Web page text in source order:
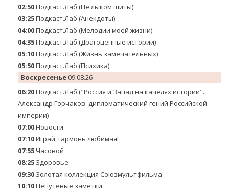
02:50Подкаст.Лаб (Не лыком шиты)
03:25Подкаст.Лаб (Анекдоты)
04:00Подкаст.Лаб (Мелодии моей жизни)
04:35Подкаст.Лаб (Драгоценные истории)
05:10Подкаст.Лаб (Жизнь замечательных)
05:50Подкаст.Лаб (Психика)
Воскресенье 09.08.26
06:20Подкаст.Лаб ("Россия и Запад на качелях истории".
Александр Горчаков: дипломатический гений Российской
империи)
07:00Новости
07:10Играй, гармонь любимая!
07:55Часовой
08:25 Здоровье
09:30 Золотая коллекция Союзмультфильма
10:10Непутевые заметки